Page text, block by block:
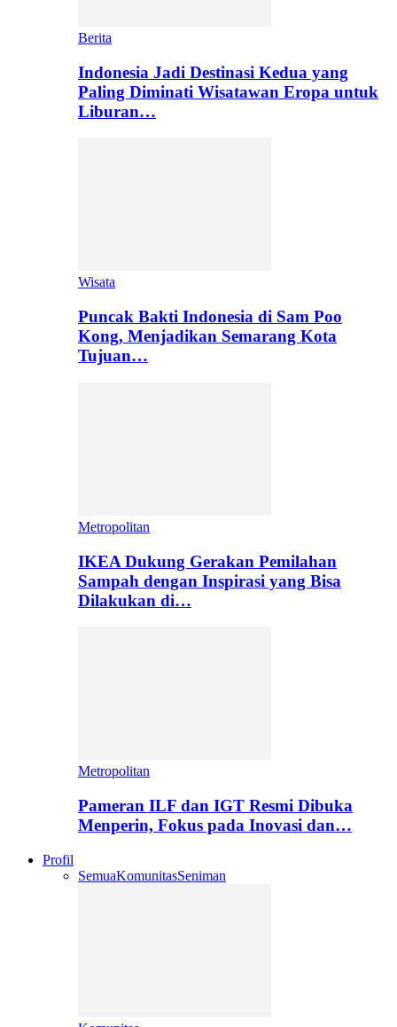
Berita
Indonesia Jadi Destinasi Kedua yang
Paling Diminati Wisatawan Eropa untuk
Liburan…
Wisata
Puncak Bakti Indonesia di Sam Poo
Kong, Menjadikan Semarang Kota
Tujuan…
Metropolitan
IKEA Dukung Gerakan Pemilahan
Sampah dengan Inspirasi yang Bisa
Dilakukan di…
Metropolitan
Pameran ILF dan IGT Resmi Dibuka
Menperin, Fokus pada Inovasi dan…
Profil
SemuaKomunitasSeniman